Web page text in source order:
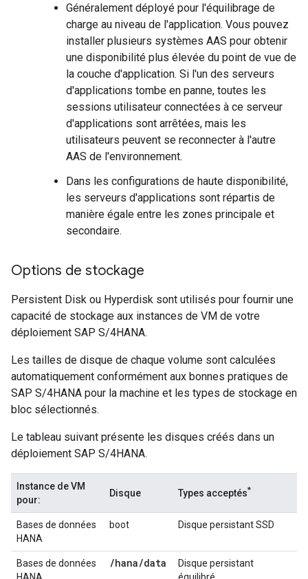
Généralement déployé pour l'équilibrage de
charge au niveau de l'application. Vous pouvez
installer plusieurs systèmes AAS pour obtenir
une disponibilité plus élevée du point de vue de
la couche d'application. Si l'un des serveurs
d'applications tombe en panne, toutes les
sessions utilisateur connectées à ce serveur
d'applications sont arrêtées, mais les
utilisateurs peuvent se reconnecter à l'autre
AAS de l'environnement.
Dans les configurations de haute disponibilité,
les serveurs d'applications sont répartis de
manière égale entre les zones principale et
secondaire.
Options de stockage
Persistent Disk ou Hyperdisk sont utilisés pour fournir une
capacité de stockage aux instances de VM de votre
déploiement SAP S/4HANA.
Les tailles de disque de chaque volume sont calculées
automatiquement conformément aux bonnes pratiques de
SAP S/4HANA pour la machine et les types de stockage en
bloc sélectionnés.
Le tableau suivant présente les disques créés dans un
déploiement SAP S/4HANA.
Instance de VM
pour:
Disque Types acceptés*
Bases de données
HANA
boot Disque persistant SSD
Bases de données
/hana/data
Disque persistant